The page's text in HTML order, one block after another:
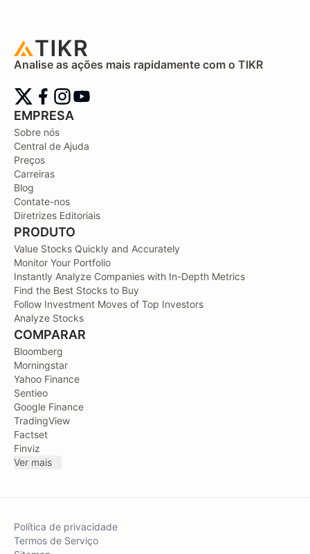
Analise as ações mais rapidamente com o TIKR
EMPRESA
Sobre nós
Central de Ajuda
Preços
Carreiras
Blog
Contate-nos
Diretrizes Editoriais
PRODUTO
Value Stocks Quickly and Accurately
Monitor Your Portfolio
Instantly Analyze Companies with In-Depth Metrics
Find the Best Stocks to Buy
Follow Investment Moves of Top Investors
Analyze Stocks
COMPARAR
Bloomberg
Morningstar
Yahoo Finance
Sentieo
Google Finance
TradingView
Factset
Finviz
Ver mais
Política de privacidade
Termos de Serviço